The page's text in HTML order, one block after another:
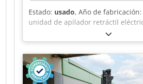
Estado: usado, Año de fabricación:
unidad de apilador retráctil
BOSS WP 14 Capacidad de carga
peso en vacío 855 kg, con cargador
Color: según la imagen, conforme
fotografías y a la inspección Año
2000 Estado: usado Djdpezqbc Eofx